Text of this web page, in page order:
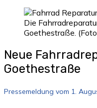
Die
Goethestraße.
Neue
Goethestraße
Pressemeldung vom 1.